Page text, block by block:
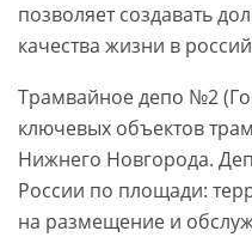
позволяет создавать
качества жизни в
Трамвайное депо №2
ключевых объектов
Нижнего Новгорода.
России по площади:
на размещение и